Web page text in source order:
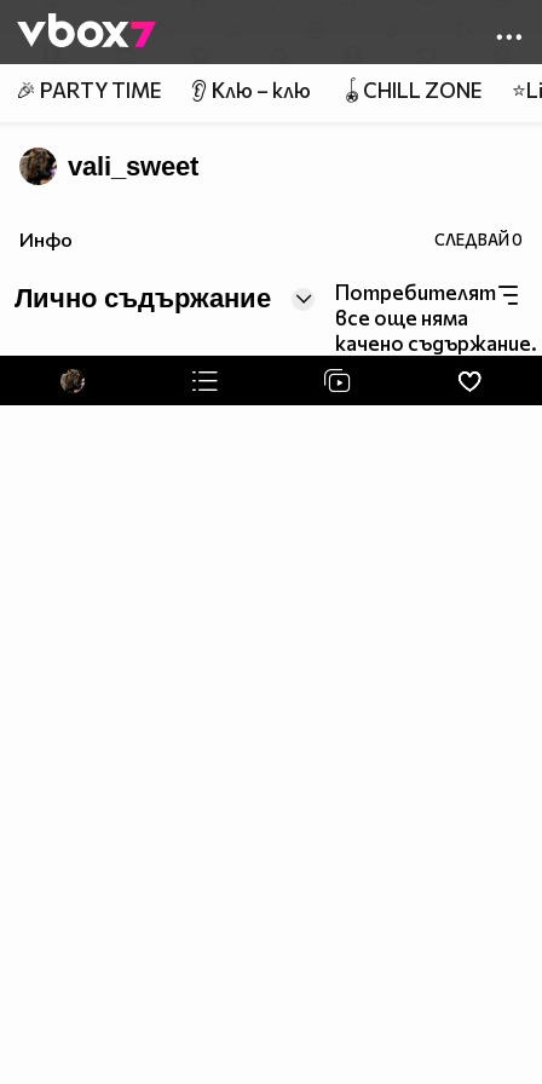
👾
🎉 PARTY TIME 👂 Клю – клю 🪀CHILL ZONE
vali_sweet
Инфо СЛЕДВАЙ0
Лично съдържание
Потребителят
все още няма
качено съдържание.